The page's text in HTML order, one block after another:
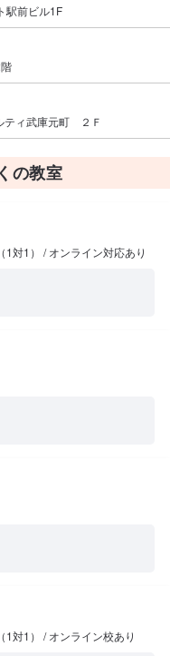
駅前ビル1F
ティ武庫元町 ２Ｆ
の教室
対1） / オンライン対応あり
対1） / オンライン校あり